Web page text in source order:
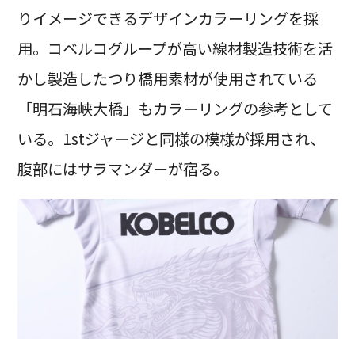
りイメージできるデザインカラーリングを採
用。コベルコグループが高い線材製造技術を活
かし製造したつり橋用素材が使用されている
「明石海峡大橋」もカラーリングの参考として
いる。1stジャージと同様の模様が採用され、
腹部にはサラマンダーが宿る。